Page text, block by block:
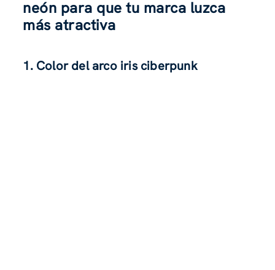
neón para que tu marca luzca
más atractiva
1. Color del arco iris ciberpunk